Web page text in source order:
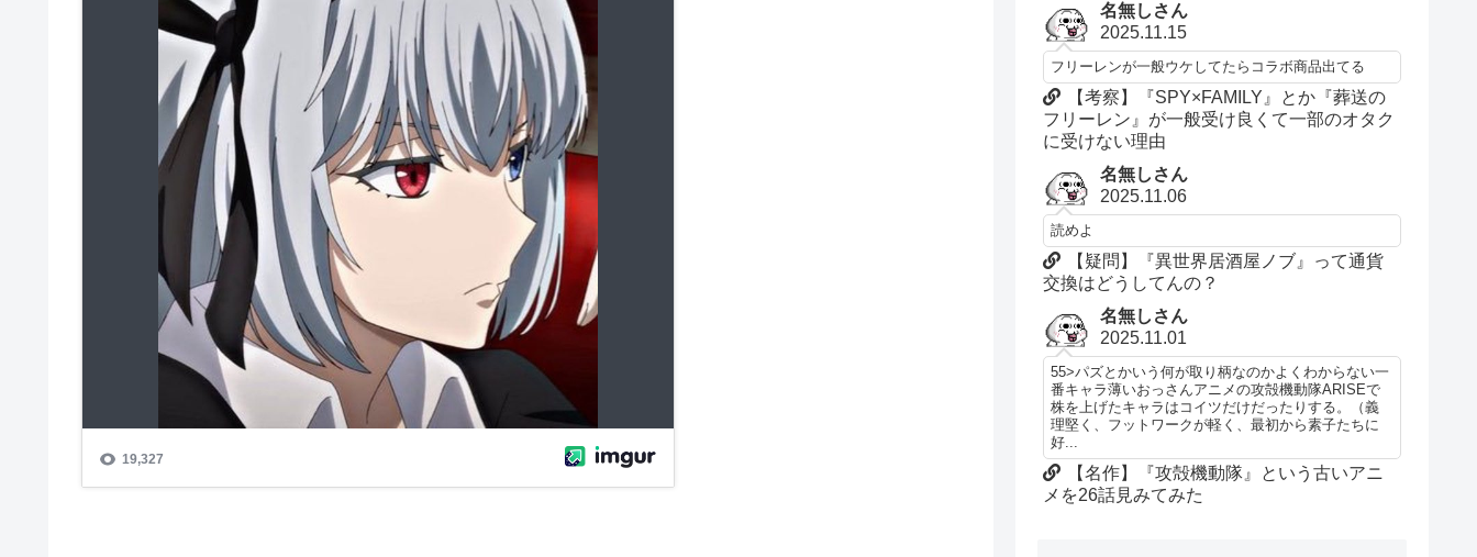
名無しさん
2025.11.15
フリーレンが一般ウケしてたらコラボ商品出てる
【考察】『SPY×FAMILY』とか『葬送の
フリーレン』が一般受け良くて一部のオタク
に受けない理由
名無しさん
2025.11.06
読めよ
【疑問】『異世界居酒屋ノブ』って通貨
交換はどうしてんの？
名無しさん
2025.11.01
55>パズとかいう何が取り柄なのかよくわからない一
番キャラ薄いおっさんアニメの攻殻機動隊ARISEで
株を上げたキャラはコイツだけだったりする。（義
理堅く、フットワークが軽く、最初から素子たちに
好...
【名作】『攻殻機動隊』という古いアニ
メを26話見みてみた